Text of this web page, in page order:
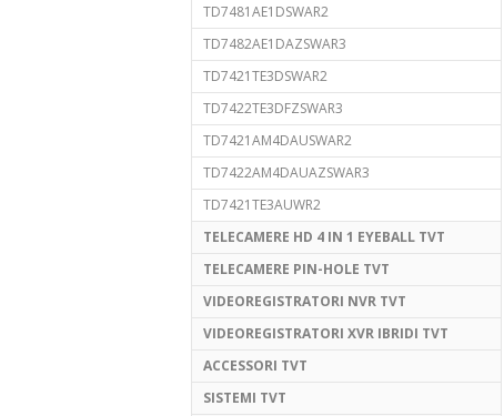
TD7481AE1DSWAR2
TD7482AE1DAZSWAR3
TD7421TE3DSWAR2
TD7422TE3DFZSWAR3
TD7421AM4DAUSWAR2
TD7422AM4DAUAZSWAR3
TD7421TE3AUWR2
TELECAMERE HD 4 IN 1 EYEBALL TVT
TELECAMERE PIN-HOLE TVT
VIDEOREGISTRATORI NVR TVT
VIDEOREGISTRATORI XVR IBRIDI TVT
ACCESSORI TVT
SISTEMI TVT